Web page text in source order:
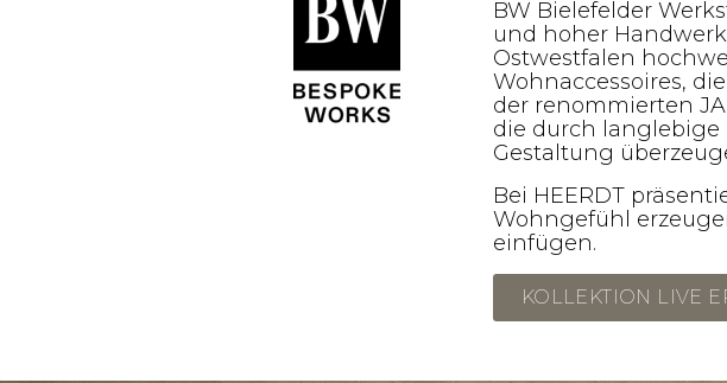
BW Bielefelder
und hoher
Ostwestfalen
Wohnaccessoires,
der renommierten
die durch langlebige
Gestaltung
Bei HEERDT
Wohngefühl
einfügen.
KOLLEKTION LIVE